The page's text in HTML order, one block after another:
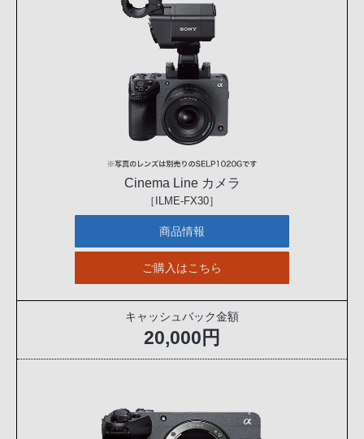
Cinema Line カメラ
［ILME-FX30］
商品情報
ご購入はこちら
キャッシュバック金額
20,000円